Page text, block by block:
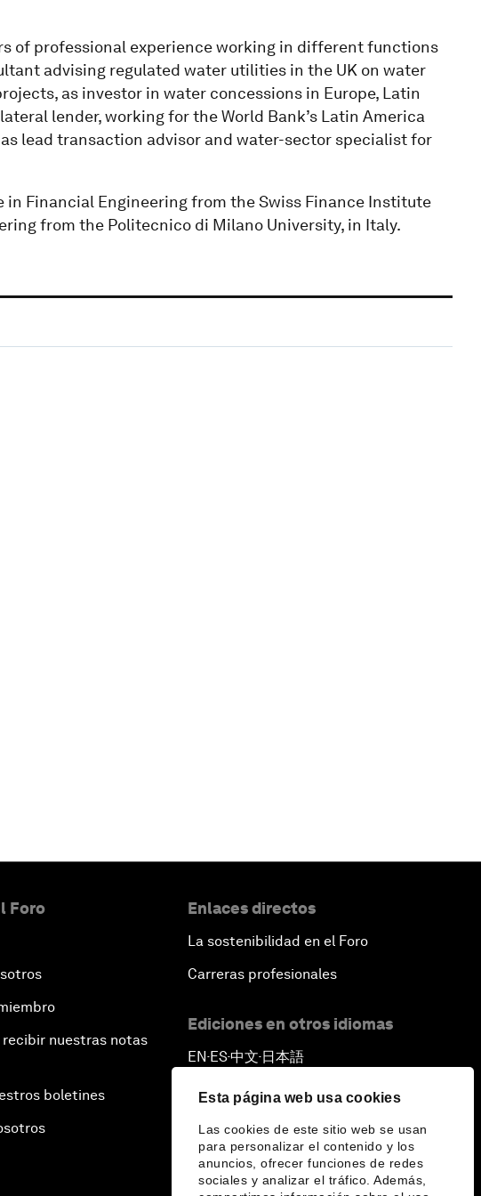
Esta página web usa cookies
Las cookies de este sitio web se usan
para personalizar el contenido y los
anuncios, ofrecer funciones de redes
sociales y analizar el tráfico. Además,
of professional experience working in different functions
advising regulated water utilities in the UK on water
as investor in water concessions in Europe, Latin
lender, working for the World Bank’s Latin America
lead transaction advisor and water-sector specialist for
in Financial Engineering from the Swiss Finance Institute
from the Politecnico di Milano University, in Italy.
Foro
recibir nuestras notas
boletines
Enlaces directos
La sostenibilidad en el Foro
Carreras profesionales
Ediciones en otros idiomas
EN ▪ ES▪中文▪ 日本語